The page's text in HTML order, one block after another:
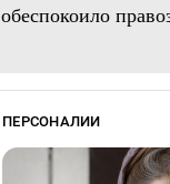
обеспокоило
ПЕРСОНАЛИИ